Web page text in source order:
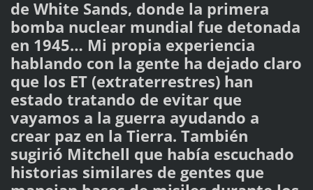
de White Sands, donde la primera
bomba nuclear mundial fue detonada
en 1945… Mi propia experiencia
hablando con la gente ha dejado claro
que los ET (extraterrestres) han
estado tratando de evitar que
vayamos a la guerra ayudando a
crear paz en la Tierra. También
sugirió Mitchell que había escuchado
historias similares de gentes que